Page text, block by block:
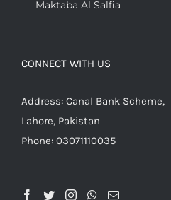
Maktaba Al Salfia
CONNECT WITH US
Address: Canal Bank Scheme,
Lahore, Pakistan
Phone: 03071110035